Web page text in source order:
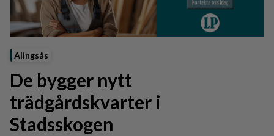
Alingsås
De bygger nytt
trädgårdskvarter i
Stadsskogen